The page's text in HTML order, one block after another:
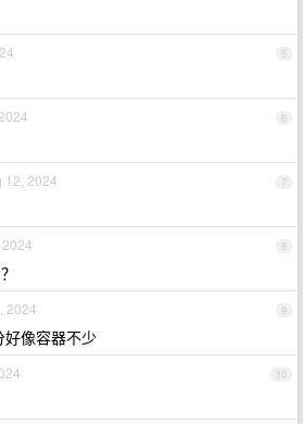
5
6
7
12, 2024
8
9
2024
像容器不少
10